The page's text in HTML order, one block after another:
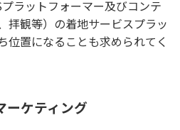
ラットフォーマー及びコンテ
拝観等）の着地サービスプラッ
位置になることも求められてく
ーケティング